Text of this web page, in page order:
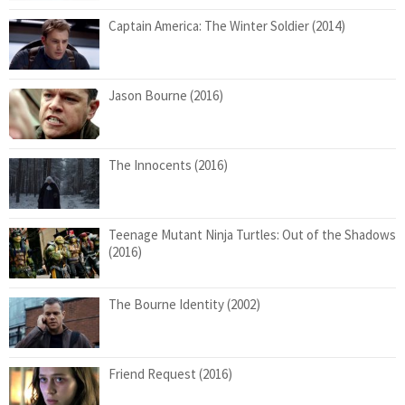
Captain America: The Winter Soldier (2014)
Jason Bourne (2016)
The Innocents (2016)
Teenage Mutant Ninja Turtles: Out of the Shadows
(2016)
The Bourne Identity (2002)
Friend Request (2016)